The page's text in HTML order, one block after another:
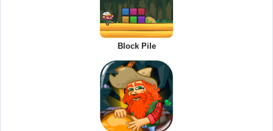
Block Pile